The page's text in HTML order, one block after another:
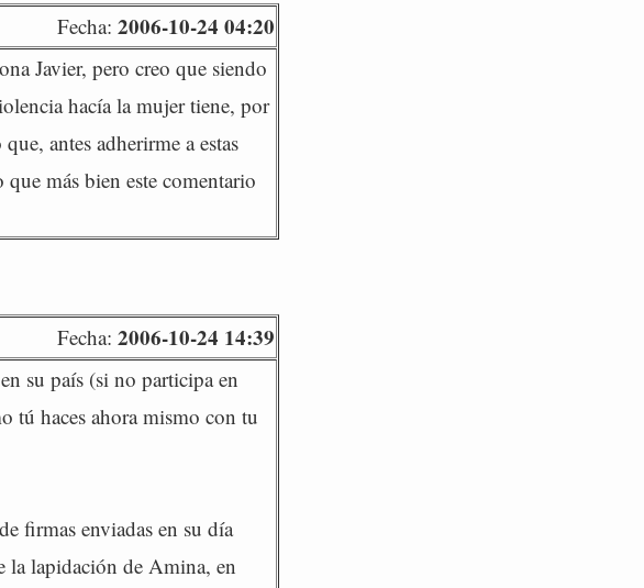
Fecha: 2006-10-24 04:20
Javier, pero creo que siendo
hacía la mujer tiene, por
antes adherirme a estas
más bien este comentario
Fecha: 2006-10-24 14:39
su país (si no participa en
tú haces ahora mismo con tu
firmas enviadas en su día
la lapidación de Amina, en